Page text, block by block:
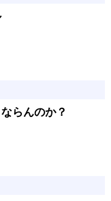
らんのか？